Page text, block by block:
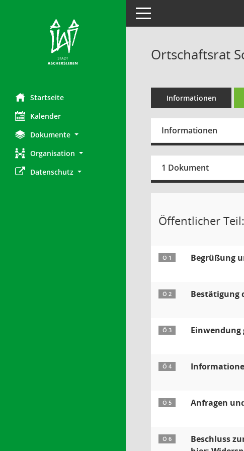
Startseite
Kalender
Dokumente
Organisation
Datenschutz
Toggle navigation
Ortschaftsrat
Informationen
Informationen
1 Dokument
Öffentlicher Teil:
Ö 1 Begrüßung
Ö 2 Bestätigung
Ö 3 Einwendung
Ö 4
Ö 5 Anfragen
Ö 6
Beschluss